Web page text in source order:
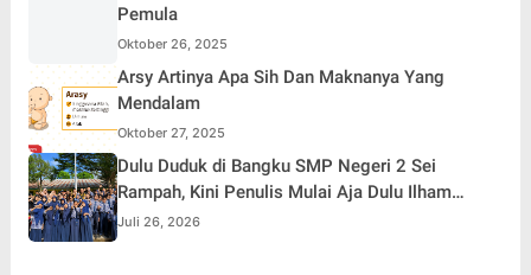
Pemula
Oktober 26, 2025
Arsy Artinya Apa Sih Dan Maknanya Yang
Mendalam
Oktober 27, 2025
Dulu Duduk di Bangku SMP Negeri 2 Sei
Rampah, Kini Penulis Mulai Aja Dulu Ilham
Febryan Kembali sebagai Pemateri untuk
Menginspirasi Generasi Muda
Juli 26, 2026